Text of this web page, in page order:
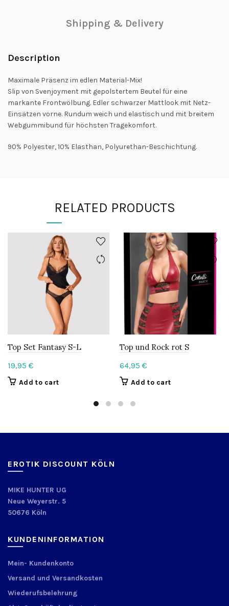
Shipping & Delivery
Description
Maximale Präsenz im edlen Material-Mix!
Slip von Svenjoyment mit gepolstertem Beutel für eine
markante Frontwölbung. Edler schwarzer Mattlook mit Netz-
Einsätzen vorne. Rundum weich und elastisch und mit breitem
Webgummibund für höchsten Tragekomfort.
90% Polyester, 10% Elasthan, Polyurethan-Beschichtung.
RELATED PRODUCTS
Top Set Fantasy S-L
19,95 €
Add to cart
Top und Rock rot S
64,95 €
Add to cart
EROTIK DISCOUNT KÖLN
MIKE HUNTER UG
Neue Weyerstr. 5
50676 Köln
KUNDENINFORMATION
Mein- Kundenkonto
Versand und Versandkosten
Wiederufsbelehrung